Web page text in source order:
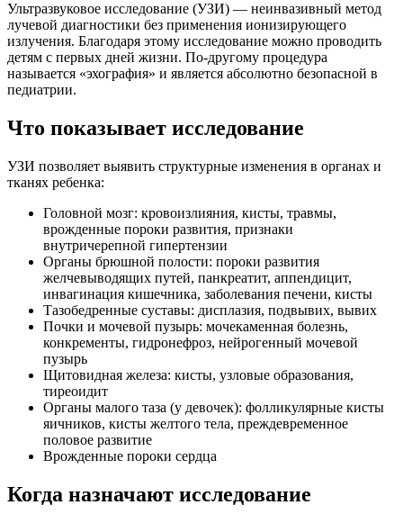
Ультразвуковое исследование (УЗИ) — неинвазивный метод
лучевой диагностики без применения ионизирующего
излучения. Благодаря этому исследование можно проводить
детям с первых дней жизни. По-другому процедура
называется «эхография» и является абсолютно безопасной в
педиатрии.
Что показывает исследование
УЗИ позволяет выявить структурные изменения в органах и
тканях ребенка:
Головной мозг: кровоизлияния, кисты, травмы,
врожденные пороки развития, признаки
внутричерепной гипертензии
Органы брюшной полости: пороки развития
желчевыводящих путей, панкреатит, аппендицит,
инвагинация кишечника, заболевания печени, кисты
Тазобедренные суставы: дисплазия, подвывих, вывих
Почки и мочевой пузырь: мочекаменная болезнь,
конкременты, гидронефроз, нейрогенный мочевой
пузырь
Щитовидная железа: кисты, узловые образования,
тиреоидит
Органы малого таза (у девочек): фолликулярные кисты
яичников, кисты желтого тела, преждевременное
половое развитие
Врожденные пороки сердца
Когда назначают исследование